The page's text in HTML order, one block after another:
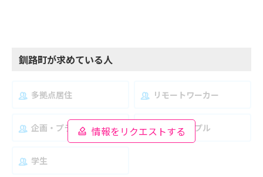
釧路町が求めている人
情報をリクエストする
多拠点居住 リモートワーカー
企画・プランナー 夫婦・カップル
学生